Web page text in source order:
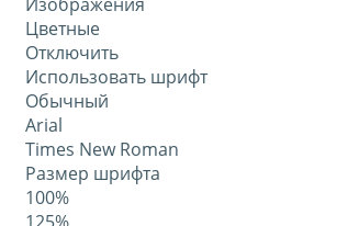
Цветные
Отключить
Использовать шрифт
Обычный
Arial
Times New Roman
Размер шрифта
100%